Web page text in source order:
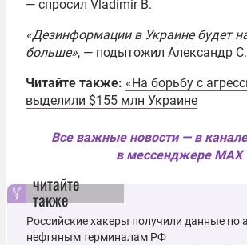
— спросил Vladimir B.
«Дезинформации в Украине будет
больше», — подытожил Александр С.
Читайте также: «На борьбу с
выделили $155 млн Украине
Все важные новости — в
в мессенджере MAX
читайте
также
Российские хакеры получили данные по
нефтяным терминалам РФ